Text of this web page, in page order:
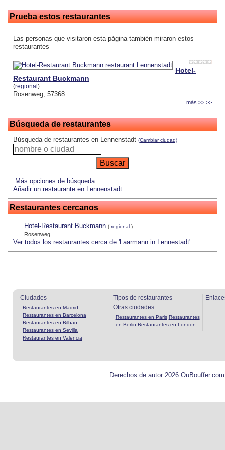
Prueba estos restaurantes
Las personas que visitaron esta página también miraron estos
restaurantes
Hotel-
Restaurant Buckmann
(regional )
Rosenweg, 57368
más >> >>
Búsqueda de restaurantes
Búsqueda de restaurantes en Lennenstadt (Cambiar ciudad)
Más opciones de búsqueda
Añadir un restaurante en Lennenstadt
Restaurantes cercanos
Hotel-Restaurant Buckmann ( regional )
Rosenweg
Ver todos los restaurantes cerca de 'Laarmann in Lennestadt'
Ciudades
Restaurantes en Madrid
Restaurantes en Barcelona
Restaurantes en Bilbao
Restaurantes en Sevilla
Restaurantes en Valencia
Tipos de restaurantes
Otras ciudades
Restaurantes en Paris Restaurantes
en Berlin Restaurantes en London
Derechos de autor 2026